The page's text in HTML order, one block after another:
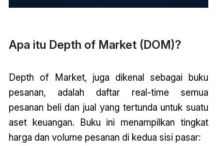
Apa itu Depth of Market (DOM)?
Depth of Market, juga dikenal sebagai buku
pesanan, adalah daftar real-time semua
pesanan beli dan jual yang tertunda untuk suatu
aset keuangan. Buku ini menampilkan tingkat
harga dan volume pesanan di kedua sisi pasar: